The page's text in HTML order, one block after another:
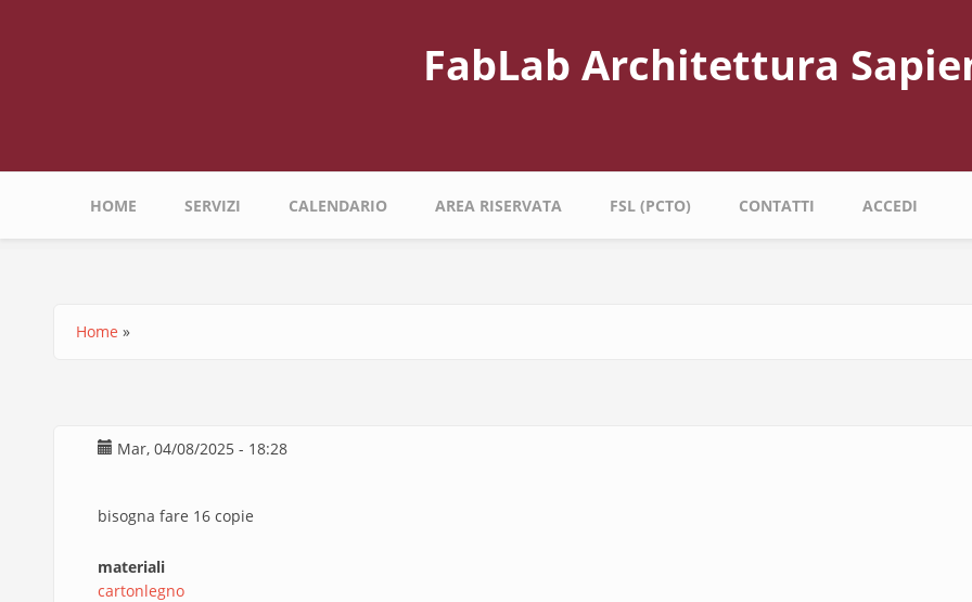
FabLab Architettura
Navigazione
HOME SERVIZI CALENDARIO AREA RISERVATA FSL (PCTO) CONTATTI ACCEDI
Home
Mar, 04/08/2025 - 18:28
bisogna fare 16 copie
materiali
cartonlegno